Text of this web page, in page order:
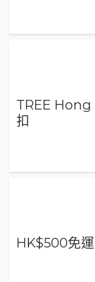
TREE Hong
扣
HK$500免